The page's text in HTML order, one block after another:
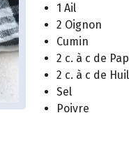
1 Ail
2 Oignon
Cumin
2 c. à c de
2 c. à c de
Sel
Poivre